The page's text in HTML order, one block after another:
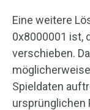
Eine weitere
0x8000001 ist,
verschieben.
Spieldaten
ursprünglichen